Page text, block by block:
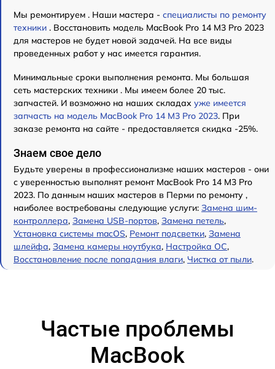
Мы ремонтируем . Наши мастера - специалисты по ремонту
техники . Восстановить модель MacBook Pro 14 M3 Pro 2023
для мастеров не будет новой задачей. На все виды
проведенных работ у нас имеется гарантия.
Минимальные сроки выполнения ремонта. Мы большая
сеть мастерских техники . Мы имеем более 20 тыс.
запчастей. И возможно на наших складах уже имеется
запчасть на модель MacBook Pro 14 M3 Pro 2023. При
заказе ремонта на сайте - предоставляется скидка -25%.
Знаем свое дело
Будьте уверены в профессионализме наших мастеров - они
с уверенностью выполнят ремонт MacBook Pro 14 M3 Pro
2023. По данным наших мастеров в Перми по ремонту ,
наиболее востребованы следующие услуги: Замена шим-
контроллера, Замена USB-портов, Замена петель,
Установка системы macOS, Ремонт подсветки, Замена
шлейфа, Замена камеры ноутбука, Настройка ОС,
Восстановление после попадания влаги, Чистка от пыли.
Частые проблемы
MacBook